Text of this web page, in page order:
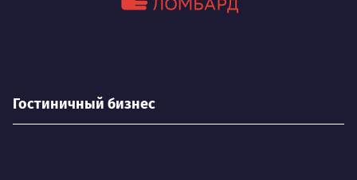
Гостиничный бизнес